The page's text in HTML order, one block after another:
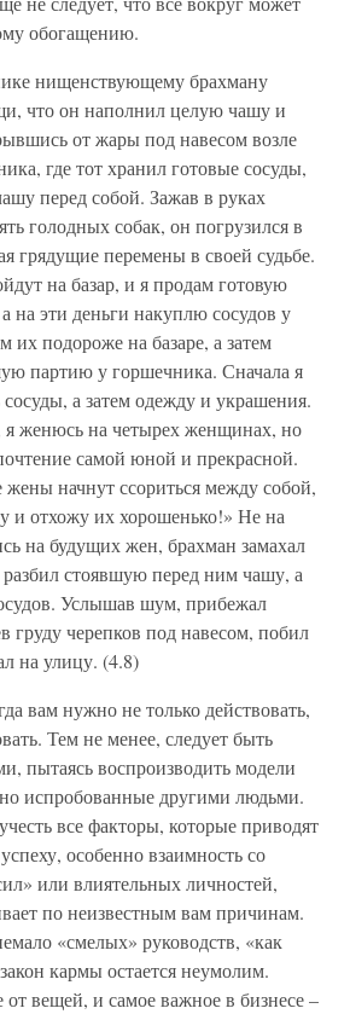
обогащению.
нищенствующему брахману
что он наполнил целую чашу и
от жары под навесом возле
где тот хранил готовые сосуды,
перед собой. Зажав в руках
голодных собак, он погрузился в
грядущие перемены в своей судьбе.
на базар, и я продам готовую
на эти деньги накуплю сосудов у
их подороже на базаре, а затем
партию у горшечника. Сначала я
сосуды, а затем одежду и украшения.
я женюсь на четырех женщинах, но
самой юной и прекрасной.
жены начнут ссориться между собой,
и отхожу их хорошенько!» Не на
на будущих жен, брахман замахал
разбил стоявшую перед ним чашу, а
Услышав шум, прибежал
груду черепков под навесом, побил
на улицу. (4.8)
вам нужно не только действовать,
Тем не менее, следует быть
пытаясь воспроизводить модели
испробованные другими людьми.
все факторы, которые приводят
особенно взаимность со
или влиятельных личностей,
по неизвестным вам причинам.
«смелых» руководств, «как
кармы остается неумолим.
от вещей, и самое важное в бизнесе –